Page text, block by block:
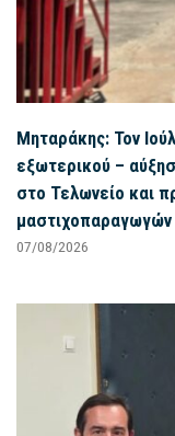
Μηταράκης: Τον
εξωτερικού –
στο Τελωνείο και
μαστιχοπαραγωγών
07/08/2026